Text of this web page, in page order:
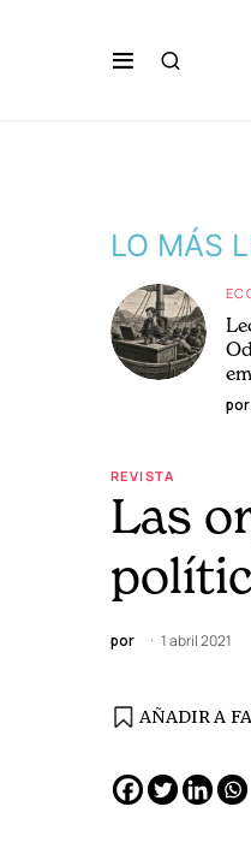
LO MÁS
por
REVISTA
Las
por 1 abril 2021
AÑADIR A